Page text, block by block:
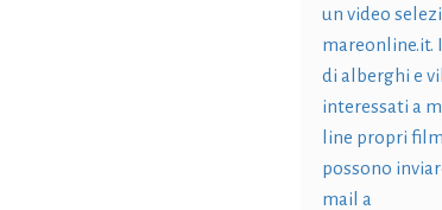
un video
mareonline.it.
di alberghi e
interessati a
line propri
possono
mail a